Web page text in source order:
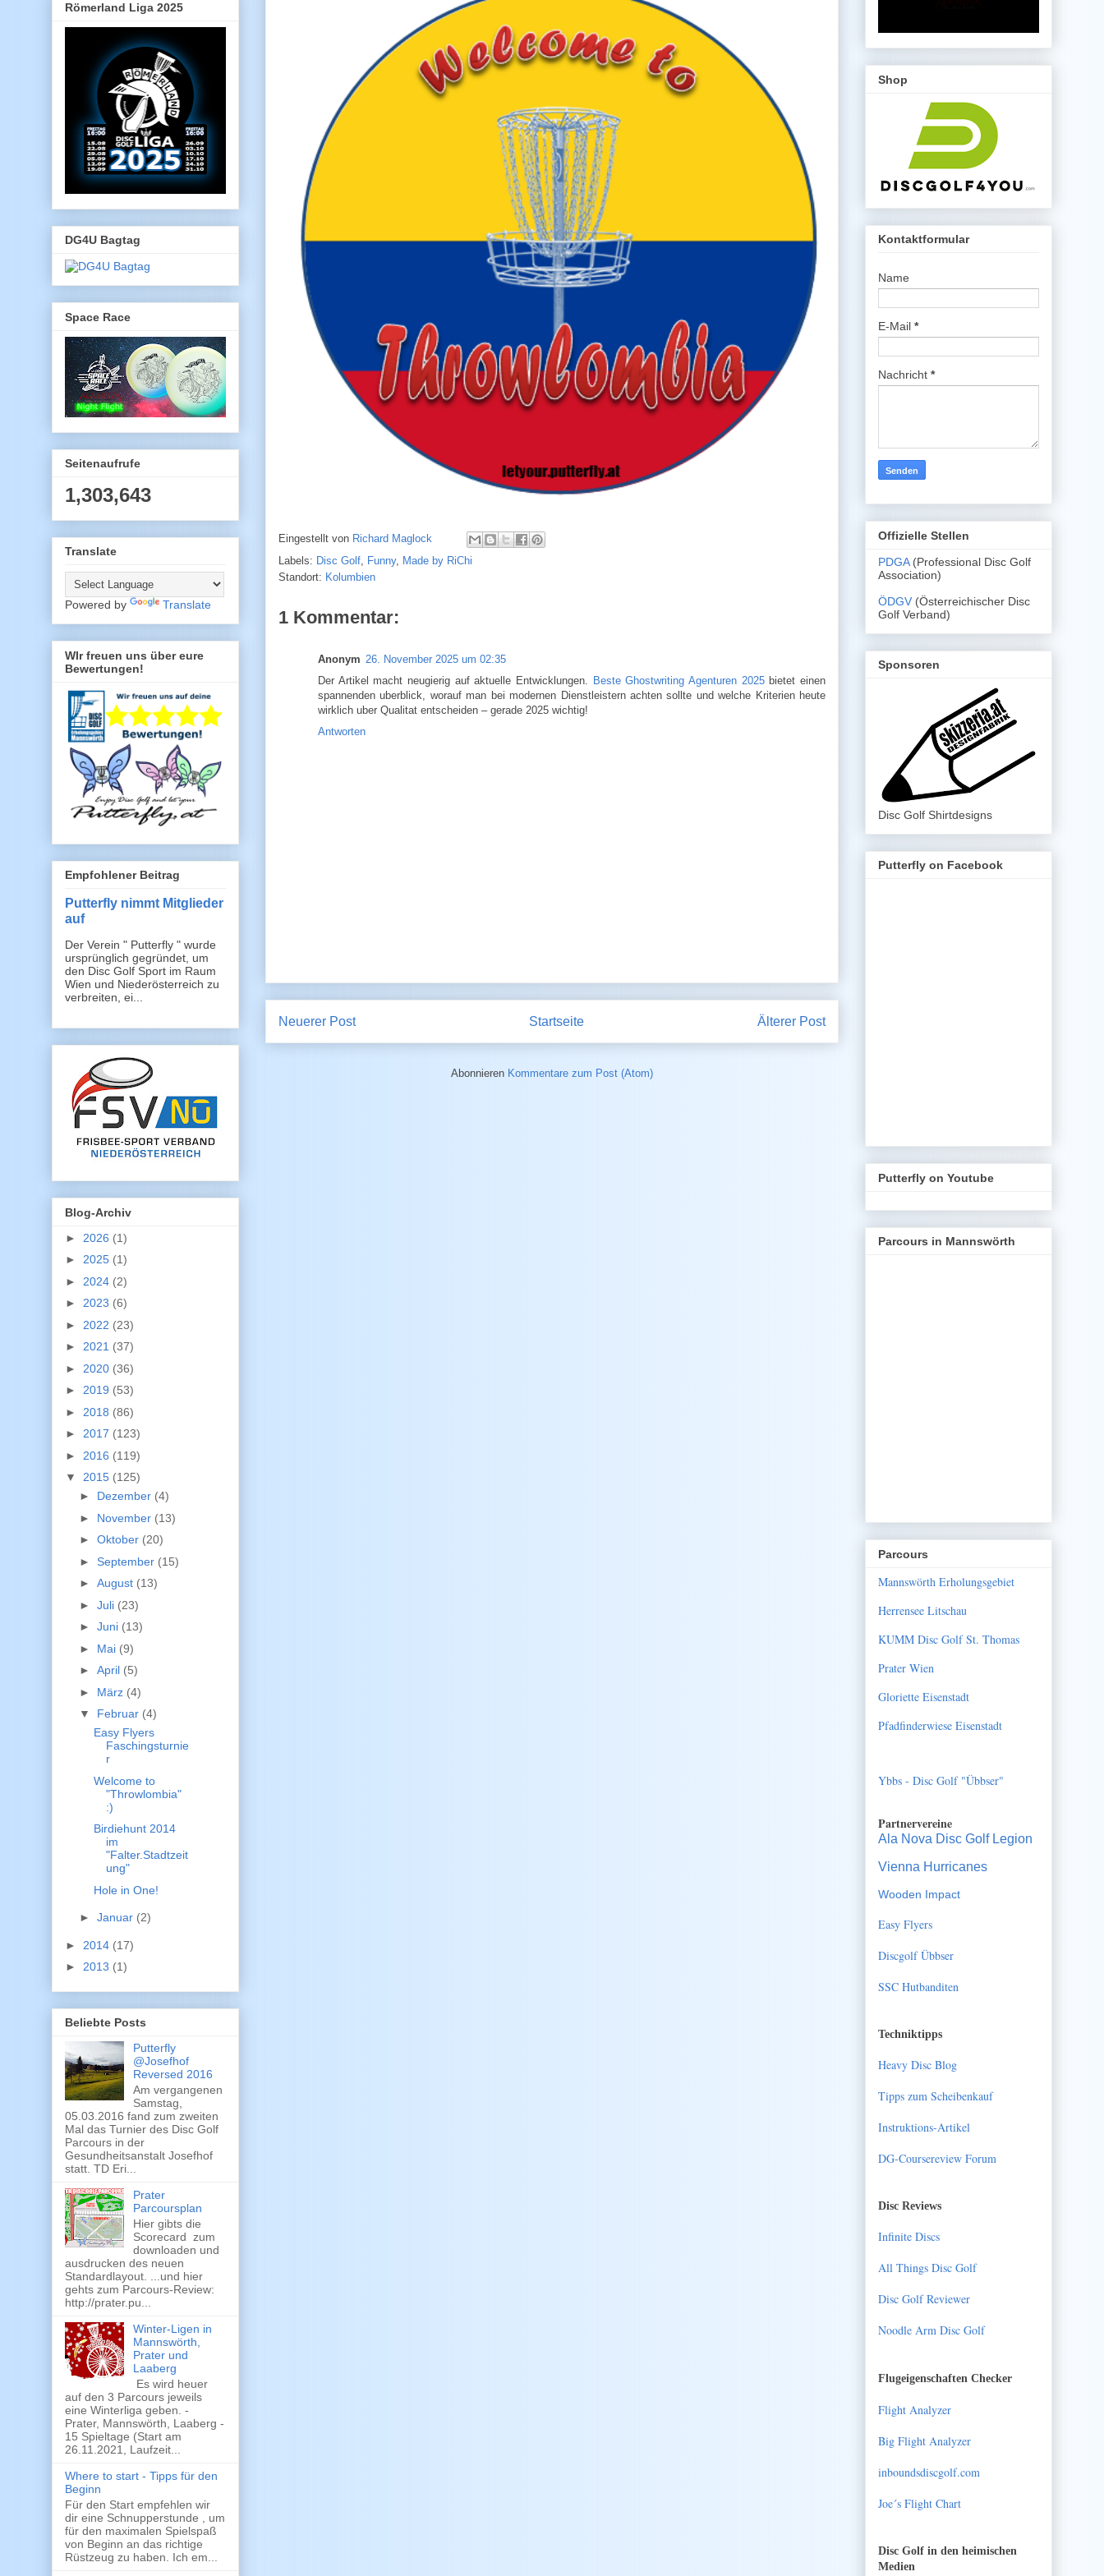
Eingestellt von Richard Maglock
Labels: Disc Golf, Funny, Made by RiChi
Standort: Kolumbien
1 Kommentar:
Anonym 26. November 2025 um 02:35
Der Artikel macht neugierig auf aktuelle Entwicklungen. Beste Ghostwriting Agenturen 2025bietet einen
spannenden uberblick, worauf man bei modernen Dienstleistern achten sollte und welche Kriterien heute
wirklich uber Qualitat entscheiden – gerade 2025 wichtig!
Antworten
Neuerer Post Älterer Post
Startseite
Abonnieren Kommentare zum Post (Atom)
Römerland Liga 2025
DG4U Bagtag
Space Race
Seitenaufrufe
1,303,643
Translate
Powered by Translate
WIr freuen uns über eure
Bewertungen!
Empfohlener Beitrag
Putterfly nimmt Mitglieder
auf
Der Verein " Putterfly " wurde
ursprünglich gegründet, um
den Disc Golf Sport im Raum
Wien und Niederösterreich zu
verbreiten, ei...
Blog-Archiv
► 2026 (1)
► 2025 (1)
► 2024 (2)
► 2023 (6)
► 2022 (23)
► 2021 (37)
► 2020 (36)
► 2019 (53)
► 2018 (86)
► 2017 (123)
► 2016 (119)
▼ 2015 (125)
► Dezember (4)
► November (13)
► Oktober (20)
► September (15)
► August (13)
► Juli (23)
► Juni (13)
► Mai (9)
► April (5)
► März (4)
▼ Februar (4)
Easy Flyers
Faschingsturnie
r
Welcome to
"Throwlombia"
:)
Birdiehunt 2014
im
"Falter.Stadtzeit
ung"
Hole in One!
► Januar (2)
► 2014 (17)
► 2013 (1)
Beliebte Posts
Putterfly
@Josefhof
Reversed 2016
Am vergangenen
Samstag,
05.03.2016 fand zum zweiten
Mal das Turnier des Disc Golf
Parcours in der
Gesundheitsanstalt Josefhof
statt. TD Eri...
Prater
Parcoursplan
Hier gibts die
Scorecard zum
downloaden und
ausdrucken des neuen
Standardlayout. ...und hier
gehts zum Parcours-Review:
http://prater.pu...
Winter-Ligen in
Mannswörth,
Prater und
Laaberg
Es wird heuer
auf den 3 Parcours jeweils
eine Winterliga geben. -
Prater, Mannswörth, Laaberg -
15 Spieltage (Start am
26.11.2021, Laufzeit...
Where to start - Tipps für den
Beginn
Für den Start empfehlen wir
dir eine Schnupperstunde , um
für den maximalen Spielspaß
von Beginn an das richtige
Rüstzeug zu haben. Ich em...
Shop
Kontaktformular
Name
E-Mail *
Nachricht *
Offizielle Stellen
PDGA (Professional Disc Golf
Association)
ÖDGV (Österreichischer Disc
Golf Verband)
Sponsoren
Disc Golf Shirtdesigns
Putterfly on Facebook
Putterfly on Youtube
Parcours in Mannswörth
Parcours
Mannswörth Erholungsgebiet
Herrensee Litschau
KUMM Disc Golf St. Thomas
Prater Wien
Gloriette Eisenstadt
Pfadfinderwiese Eisenstadt
Ybbs - Disc Golf "Übbser"
Partnervereine
Ala Nova Disc Golf Legion
Vienna Hurricanes
Wooden Impact
Easy Flyers
Discgolf Übbser
SSC Hutbanditen
Techniktipps
Heavy Disc Blog
Tipps zum Scheibenkauf
Instruktions-Artikel
DG-Coursereview Forum
Disc Reviews
Infinite Discs
All Things Disc Golf
Disc Golf Reviewer
Noodle Arm Disc Golf
Flugeigenschaften Checker
Flight Analyzer
Big Flight Analyzer
inboundsdiscgolf.com
Joe´s Flight Chart
Disc Golf in den heimischen
Medien